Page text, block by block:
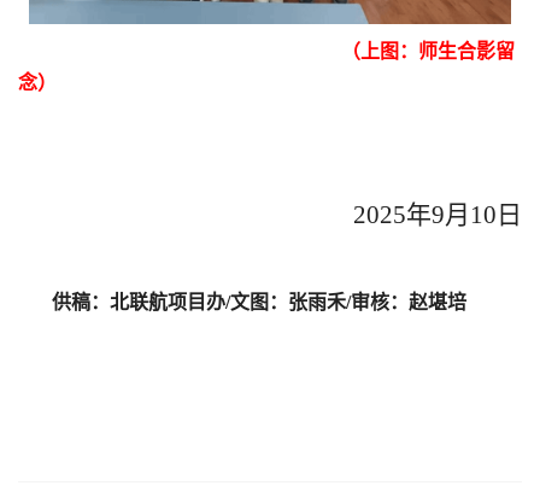
（上图：师生合影留
念）
2025年9月10日
供稿：北联航项目办/文图：张雨禾/审核：赵堪培